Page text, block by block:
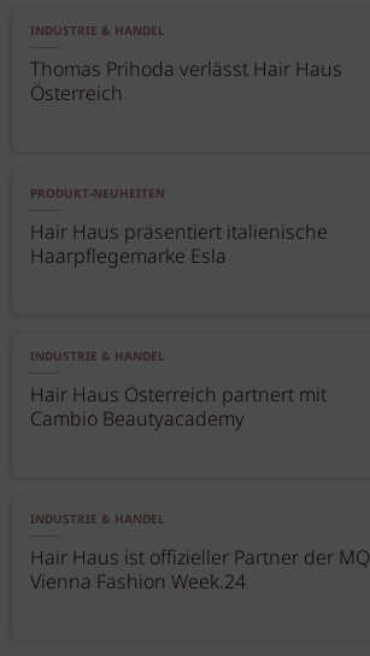
INDUSTRIE & HANDEL
Thomas Prihoda verlässt Hair Haus
Österreich
PRODUKT-NEUHEITEN
Hair Haus präsentiert italienische
Haarpflegemarke Esla
INDUSTRIE & HANDEL
Hair Haus Österreich partnert mit
Cambio Beautyacademy
INDUSTRIE & HANDEL
Hair Haus ist offizieller Partner der MQ
Vienna Fashion Week.24